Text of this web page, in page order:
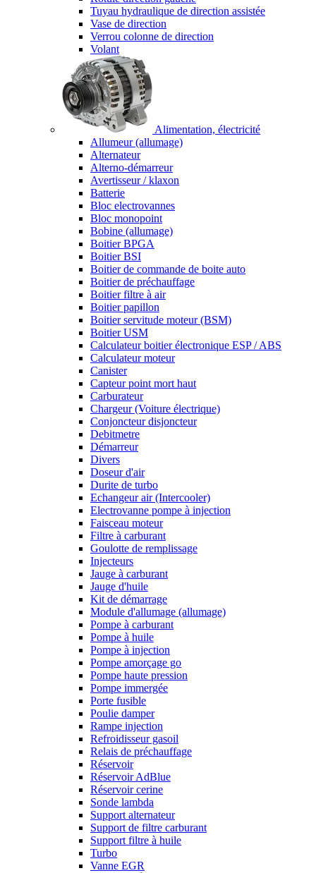
Tuyau hydraulique de direction assistée
Vase de direction
Verrou colonne de direction
Volant
Alimentation, électricité
Allumeur (allumage)
Alternateur
Alterno-démarreur
Avertisseur / klaxon
Batterie
Bloc electrovannes
Bloc monopoint
Bobine (allumage)
Boitier BPGA
Boitier BSI
Boitier de commande de boite auto
Boitier de préchauffage
Boitier filtre à air
Boitier papillon
Boitier servitude moteur (BSM)
Boitier USM
Calculateur boitier électronique ESP / ABS
Calculateur moteur
Canister
Capteur point mort haut
Carburateur
Chargeur (Voiture électrique)
Conjoncteur disjoncteur
Debitmetre
Démarreur
Divers
Doseur d'air
Durite de turbo
Echangeur air (Intercooler)
Electrovanne pompe à injection
Faisceau moteur
Filtre à carburant
Goulotte de remplissage
Injecteurs
Jauge à carburant
Jauge d'huile
Kit de démarrage
Module d'allumage (allumage)
Pompe à carburant
Pompe à huile
Pompe à injection
Pompe amorçage go
Pompe haute pression
Pompe immergée
Porte fusible
Poulie damper
Rampe injection
Refroidisseur gasoil
Relais de préchauffage
Réservoir
Réservoir AdBlue
Réservoir cerine
Sonde lambda
Support alternateur
Support de filtre carburant
Support filtre à huile
Turbo
Vanne EGR